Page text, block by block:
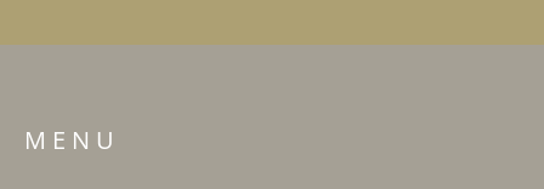
M E N U